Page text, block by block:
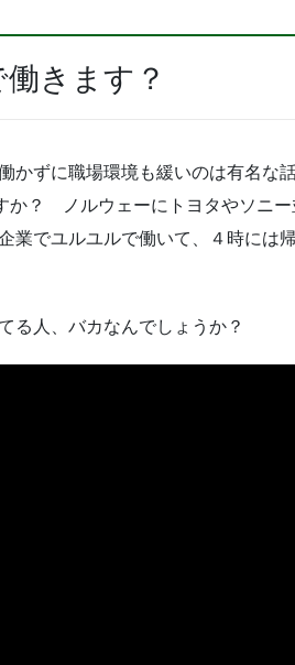
きます？
かずに職場環境も緩いのは有名な
か？ ノルウェーにトヨタやソニ
でユルユルで働いて、４時には
る人、バカなんでしょうか？